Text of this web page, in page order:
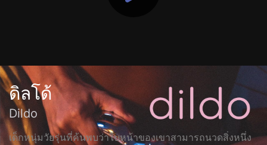
ดิลโด้
Dildo
เด็กหนุ่มวัยรุ่นที่ค้นพบว่าใบหน้าของเขาสามารถนวดสิ่งหนึ่ง